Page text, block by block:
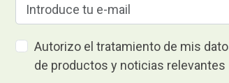
Autorizo el tratamiento de mis
de productos y noticias relevantes